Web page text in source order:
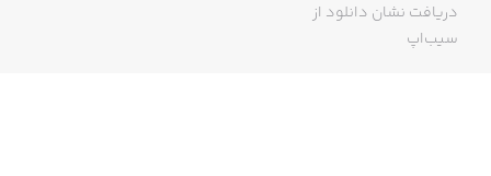
دریافت نشان دانلود از
سیب‌اپ